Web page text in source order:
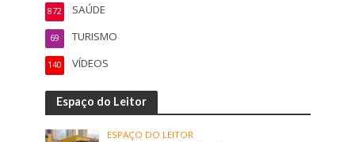
SAÚDE
872
TURISMO
69
VÍDEOS
140
Espaço do Leitor
ESPAÇO DO LEITOR